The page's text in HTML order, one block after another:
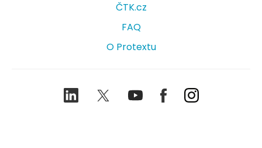
ČTK.cz
FAQ
O Protextu
LinkedIn TwitterYoutubeFacebookInstagram